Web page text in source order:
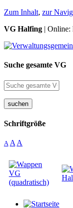
Zum Inhalt, zur
VG Halfing |
Suche gesamte VG
suchen
Schriftgröße
A A A